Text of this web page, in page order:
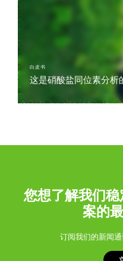
白皮书
这是硝酸盐同位素分析
我们采访了稳定同位素研究先驱
快的硝酸盐同位素分析样品制备方
您想了解我们
案的
订阅我们的新闻通